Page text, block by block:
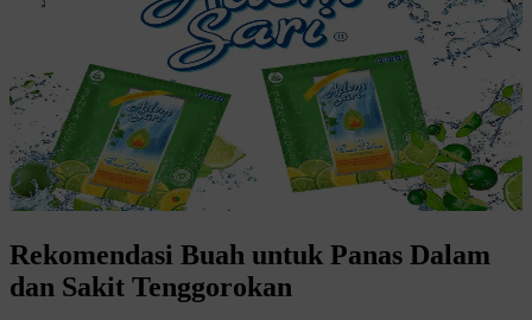
Rekomendasi Buah untuk Panas Dalam
dan Sakit Tenggorokan